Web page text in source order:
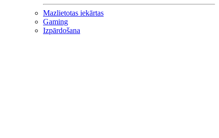
Mazlietotas iekārtas
Gaming
Izpārdošana